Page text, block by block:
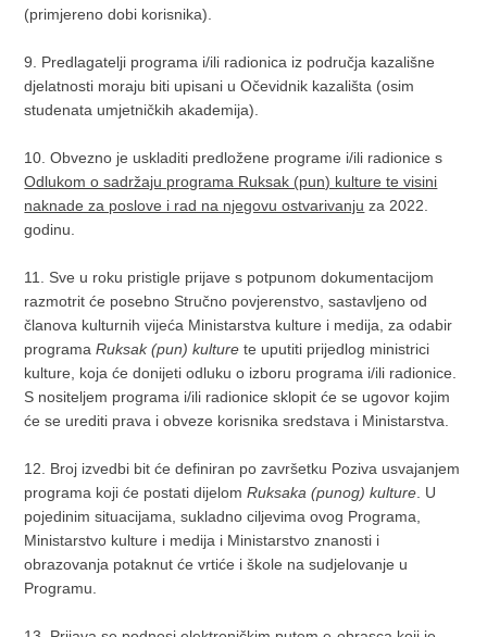
(primjereno dobi korisnika).
9. Predlagatelji programa i/ili radionica iz područja kazališne
djelatnosti moraju biti upisani u Očevidnik kazališta (osim
studenata umjetničkih akademija).
10. Obvezno je uskladiti predložene programe i/ili radionice s
Odlukom o sadržaju programa Ruksak (pun) kulture te visini
naknade za poslove i rad na njegovu ostvarivanju za 2022.
godinu.
11. Sve u roku pristigle prijave s potpunom dokumentacijom
razmotrit će posebno Stručno povjerenstvo, sastavljeno od
članova kulturnih vijeća Ministarstva kulture i medija, za odabir
programaRuksak (pun) kulturete uputiti prijedlog ministrici
kulture, koja će donijeti odluku o izboru programa i/ili radionice.
S nositeljem programa i/ili radionice sklopit će se ugovor kojim
će se urediti prava i obveze korisnika sredstava i Ministarstva.
12. Broj izvedbi bit će definiran po završetku Poziva usvajanjem
programa koji će postati dijelomRuksaka (punog) kulture . U
pojedinim situacijama, sukladno ciljevima ovog Programa,
Ministarstvo kulture i medija i Ministarstvo znanosti i
obrazovanja potaknut će vrtiće i škole na sudjelovanje u
Programu.